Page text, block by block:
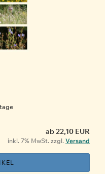
ab 22,10 EUR
inkl. 7% MwSt. zzgl. Versand